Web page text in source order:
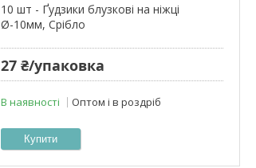
10 шт - Ґудзики блузкові на ніжці
Ø-10мм, Срібло
27 ₴/упаковка
В наявності Оптом і в роздріб
Купити